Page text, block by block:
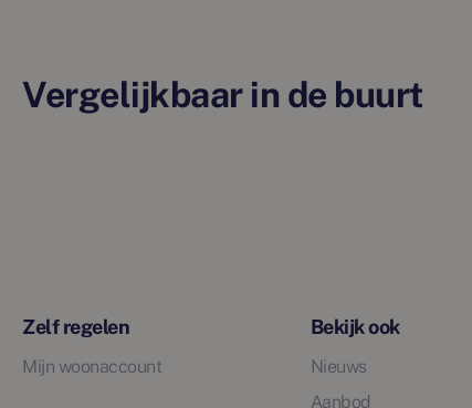
Vergelijkbaar in de buurt
Zelf regelen
Mijn woonaccount
Bekijk ook
Nieuws
Aanbod